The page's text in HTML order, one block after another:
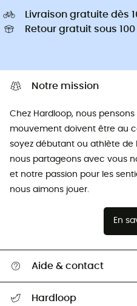
Livraison gratuite dès
Retour gratuit sous 100
Notre mission
Chez Hardloop, nous
mouvement doivent être au
soyez débutant ou athlète de
nous partageons avec vous
et notre passion pour les
nous aimons jouer.
En
Aide & contact
Hardloop